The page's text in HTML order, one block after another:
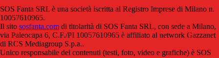
SOS Fanta SRL è una società iscritta al Registro Imprese di Milano n.
10057610965.
Il sito sosfanta.com di titolarità di SOS Fanta SRL, con sede a Milano,
via Paleocapa 6, C.F./PI 10057610965 è affiliato al network Gazzanet
di RCS Mediagroup S.p.a..
Unico responsabile dei contenuti (testi, foto, video e grafiche) è SOS